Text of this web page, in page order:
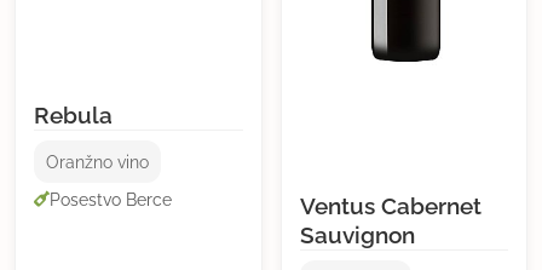
Rebula
Oranžno vino
Posestvo Berce
Ventus Cabernet
Sauvignon